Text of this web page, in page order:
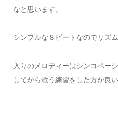
なと思います。
シンプルな８ビートなのでリズ
入りのメロディーはシンコペー
してから歌う練習をした方が良い